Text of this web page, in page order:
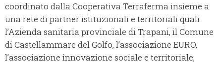
coordinato dalla Cooperativa Terraferma insieme a
una rete di partner istituzionali e territoriali quali
l’Azienda sanitaria provinciale di Trapani, il Comune
di Castellammare del Golfo, l’associazione EURO,
l’associazione innovazione sociale e territoriale,